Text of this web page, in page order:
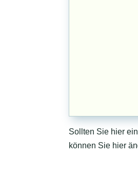
Sollten Sie hier
können Sie hier